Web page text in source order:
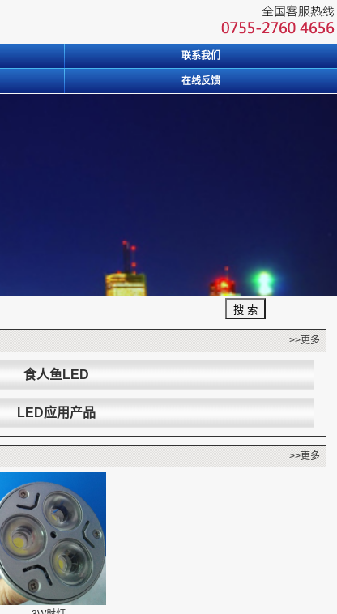
联系我们
在线反馈
>>更多
食人鱼LED
LED应用产品
>>更多